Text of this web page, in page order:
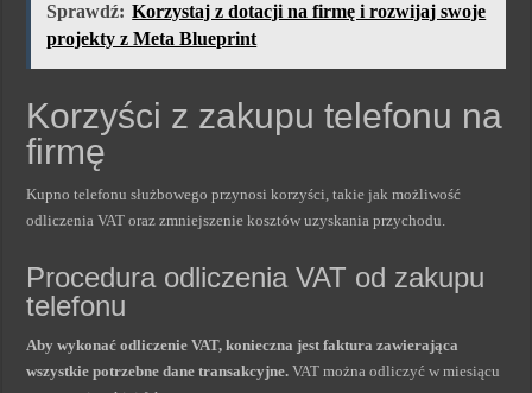
Sprawdź: Korzystaj z dotacji na firmę i rozwijaj swoje
projekty z Meta Blueprint
Korzyści z zakupu telefonu na
firmę
Kupno telefonu służbowego przynosi korzyści, takie jak możliwość
odliczenia VAT oraz zmniejszenie kosztów uzyskania przychodu.
Procedura odliczenia VAT od zakupu
telefonu
Aby wykonać odliczenie VAT, konieczna jest faktura zawierająca
wszystkie potrzebne dane transakcyjne. VAT można odliczyć w miesiącu